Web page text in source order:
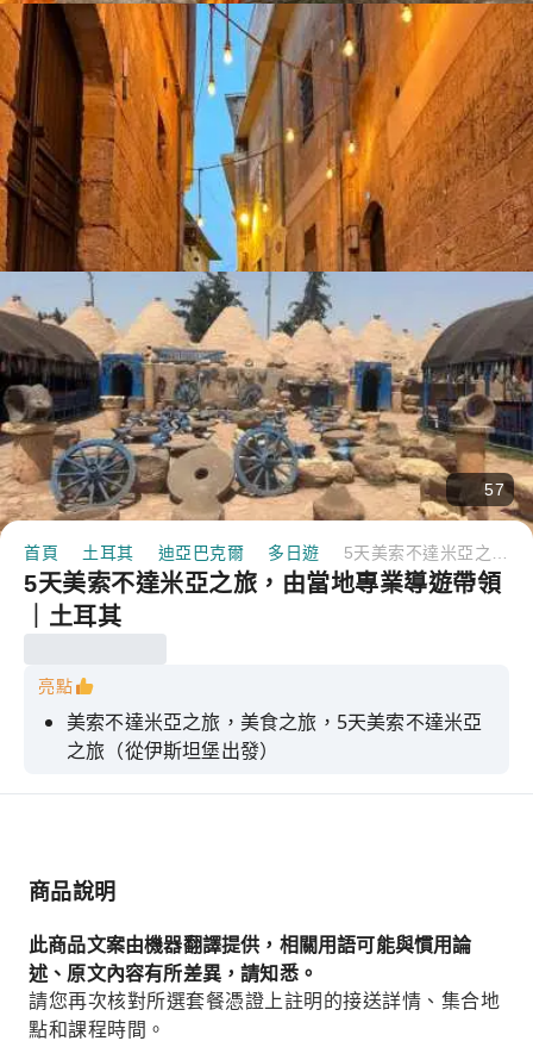
57
首頁 土耳其 迪亞巴克爾 多日遊
5天美索不達米亞之旅，由當地專業導遊帶領
｜土耳其
亮點
美索不達米亞之旅，美食之旅，5天美索不達米亞
之旅（從伊斯坦堡出發）
古城，古美索不達米亞，從卡帕多西亞的內姆魯特
爾、阿德亞曼、內姆魯特山
建築。
探索馬爾丁市，參觀莫爾·加布里埃爾修道院和卡
斯米耶。
商品說明
此商品文案由機器翻譯提供，相關用語可能與慣用論
述、原文內容有所差異，請知悉。
請您再次核對所選套餐憑證上註明的接送詳情、集合地
點和課程時間。